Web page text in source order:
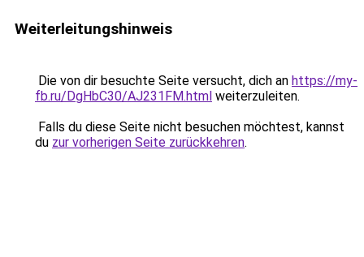
Weiterleitungshinweis
Die von dir besuchte Seite versucht, dich an https://my-
fb.ru/DgHbC30/AJ231FM.html weiterzuleiten.
Falls du diese Seite nicht besuchen möchtest, kannst
du zur vorherigen Seite zurückkehren.